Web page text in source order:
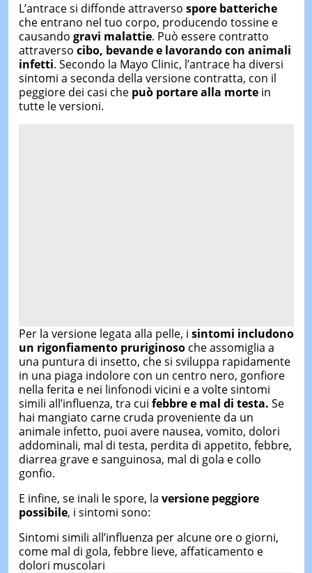
L’antrace si diffonde attraverso spore batteriche
che entrano nel tuo corpo, producendo tossine e
causando gravi malattie. Può essere contratto
attraverso cibo, bevande e lavorando con animali
infetti. Secondo la Mayo Clinic, l’antrace ha diversi
sintomi a seconda della versione contratta, con il
peggiore dei casi che può portare alla mortein
tutte le versioni.
Per la versione legata alla pelle, i sintomi includono
un rigonfiamento pruriginosoche assomiglia a
una puntura di insetto, che si sviluppa rapidamente
in una piaga indolore con un centro nero, gonfiore
nella ferita e nei linfonodi vicini e a volte sintomi
simili all’influenza, tra cui febbre e mal di testa. Se
hai mangiato carne cruda proveniente da un
animale infetto, puoi avere nausea, vomito, dolori
addominali, mal di testa, perdita di appetito, febbre,
diarrea grave e sanguinosa, mal di gola e collo
gonfio.
E infine, se inali le spore, la versione peggiore
possibile, i sintomi sono:
Sintomi simili all’influenza per alcune ore o giorni,
come mal di gola, febbre lieve, affaticamento e
dolori muscolari